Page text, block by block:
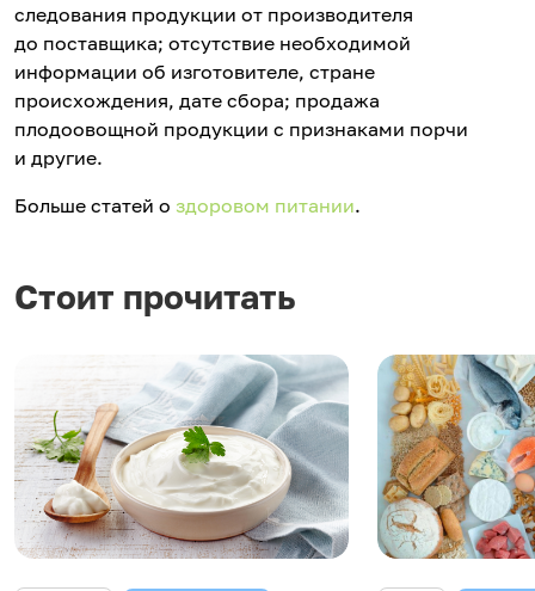
следования продукции от производителя
до поставщика; отсутствие необходимой
информации об изготовителе, стране
происхождения, дате сбора; продажа
плодоовощной продукции с признаками порчи
и другие.
Больше статей о здоровом питании.
Стоит прочитать